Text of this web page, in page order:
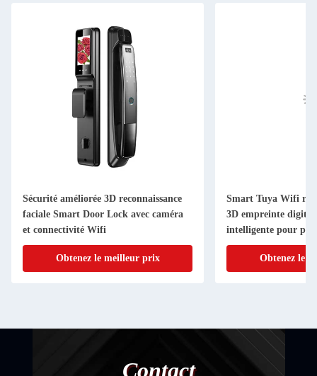
Sécurité améliorée 3D reconnaissance
faciale Smart Door Lock avec caméra
et connectivité Wifi
Obtenez le meilleur prix
Smart Tuya Wifi
3D empreinte
intelligente pour
Obtenez le
Contact